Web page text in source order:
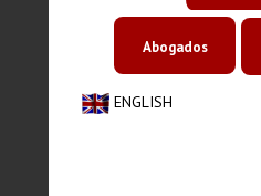
ENGLISH
Abogados